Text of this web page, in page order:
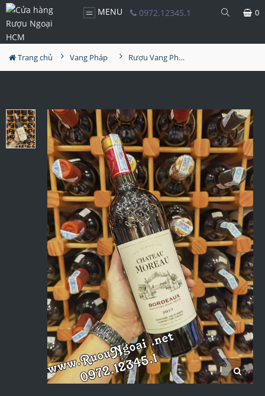
MENU 0972.12345.1 0
Trang chủ Vang Pháp Rượu Vang Pháp Chateau Moreau Bordeaux